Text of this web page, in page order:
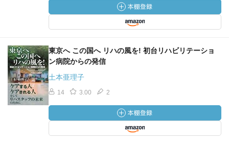
東京へ この国へ リハの風を! 初台リハビリテーショ
ン病院からの発信
土本亜理子
14 3.00 2